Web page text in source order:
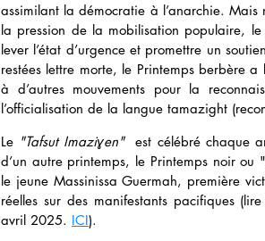
assimilant la démocratie à l’anarchie.
la pression de la mobilisation populaire,
lever l’état d’urgence et promettre un
restées lettre morte, le Printemps berbère
à d’autres mouvements pour la
l’officialisation de la langue tamazight
Le "Tafsut Imaziɣen" est célébré chaque
d’un autre printemps, le Printemps noir
le jeune Massinissa Guermah, première
réelles sur des manifestants pacifiques
avril 2025. ICI).